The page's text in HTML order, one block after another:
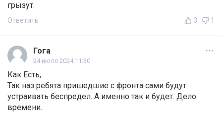
грызут.
Ответить 3 1
Гога
24 июля 2024 11:30
Как Есть,
Так наз ребята пришедшие с фронта сами будут
устраивать беспредел. А именно так и будет. Дело
времени.